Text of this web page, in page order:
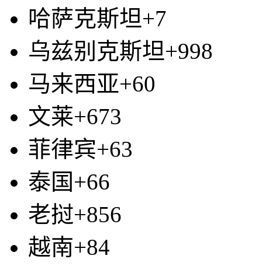
哈萨克斯坦+7
乌兹别克斯坦+998
马来西亚+60
文莱+673
菲律宾+63
泰国+66
老挝+856
越南+84